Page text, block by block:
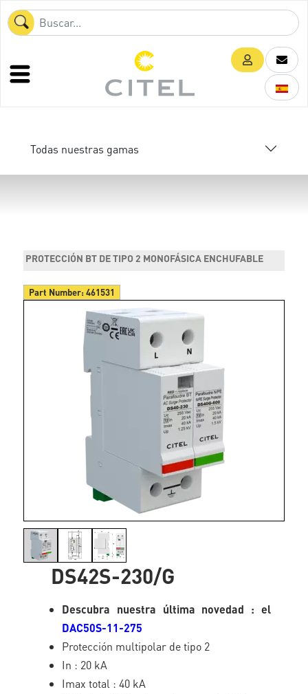
Todas nuestras gamas
PROTECCIÓN BT DE TIPO 2 MONOFÁSICA ENCHUFABLE
Part Number:461531
DS42S-230/G
Descubra nuestra última novedad : el
DAC50S-11-275
Protección multipolar de tipo 2
In : 20 kA
Imax total : 40 kA